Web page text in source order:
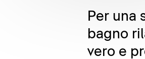
Per una
bagno
vero e